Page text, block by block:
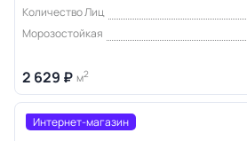
Количество Лиц
Морозостойкая
2 629 ₽ м2
Интернет-магазин